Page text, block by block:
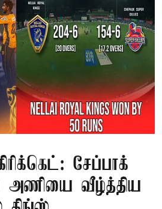
சேப்பாக்
அணியை வீழ்த்திய